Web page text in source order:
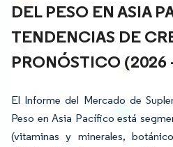
DEL PESO EN ASIA
TENDENCIAS DE
PRONÓSTICO (2026
El Informe del Mercado de
Peso en Asia Pacífico está
(vitaminas y minerales,